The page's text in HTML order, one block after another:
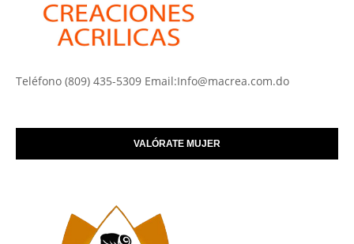
Teléfono (809) 435-5309 Email:Info@macrea.com.do
VALÓRATE MUJER